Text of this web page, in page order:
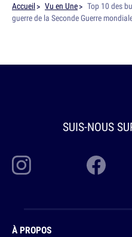
Accueil Vu en Une
Top 10 des
guerre de la Seconde Guerre
SUIS-NOUS
À PROPOS